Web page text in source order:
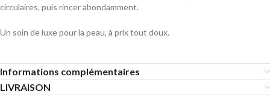
circulaires, puis rincer abondamment.
Un soin de luxe pour la peau, à prix tout doux.
Informations complémentaires
LIVRAISON